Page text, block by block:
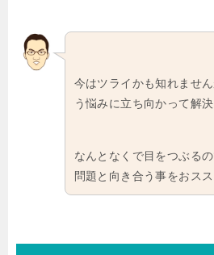
今はツライかも知れませ
う悩みに立ち向かって解決
なんとなくで目をつぶる
問題と向き合う事をおスス